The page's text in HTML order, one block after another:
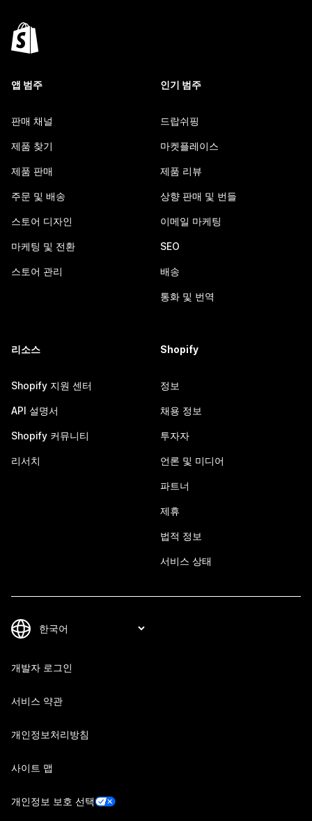
앱 범주
판매 채널
제품 찾기
제품 판매
주문 및 배송
스토어 디자인
마케팅 및 전환
스토어 관리
인기 범주
드랍쉬핑
마켓플레이스
제품 리뷰
상향 판매 및 번들
이메일 마케팅
SEO
배송
통화 및 번역
리소스
Shopify 지원 센터
API 설명서
Shopify 커뮤니티
리서치
Shopify
정보
채용 정보
투자자
언론 및 미디어
파트너
제휴
법적 정보
서비스 상태
개발자 로그인
서비스 약관
개인정보처리방침
사이트 맵
개인정보 보호 선택